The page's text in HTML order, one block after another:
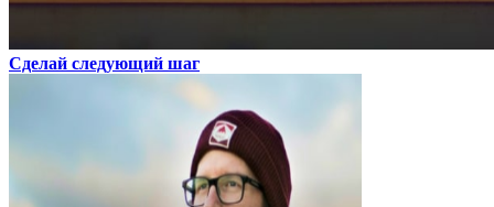
Сделай следующий шаг